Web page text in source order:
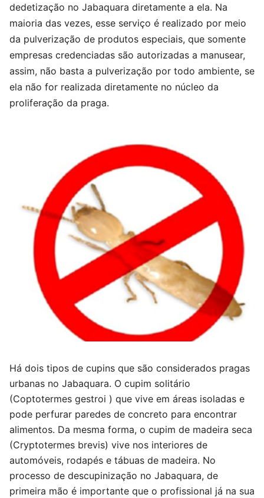
dedetização no Jabaquara diretamente a ela. Na
maioria das vezes, esse serviço é realizado por meio
da pulverização de produtos especiais, que somente
empresas credenciadas são autorizadas a manusear,
assim, não basta a pulverização por todo ambiente, se
ela não for realizada diretamente no núcleo da
proliferação da praga.
Há dois tipos de cupins que são considerados pragas
urbanas no Jabaquara. O cupim solitário
(Coptotermes gestroi ) que vive em áreas isoladas e
pode perfurar paredes de concreto para encontrar
alimentos. Da mesma forma, o cupim de madeira seca
(Cryptotermes brevis) vive nos interiores de
automóveis, rodapés e tábuas de madeira. No
processo de descupinização no Jabaquara, de
primeira mão é importante que o profissional já na sua